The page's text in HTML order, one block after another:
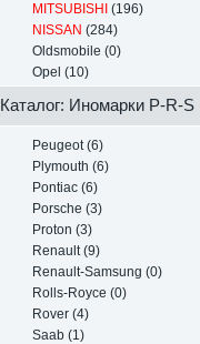
MITSUBISHI (196)
NISSAN (284)
Oldsmobile (0)
Opel (10)
Каталог: Иномарки P-R-S
Peugeot (6)
Plymouth (6)
Pontiac (6)
Porsche (3)
Proton (3)
Renault (9)
Renault-Samsung (0)
Rolls-Royce (0)
Rover (4)
Saab (1)